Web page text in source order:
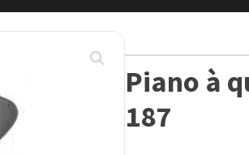
Piano à
187